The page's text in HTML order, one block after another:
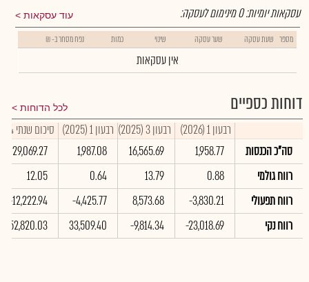
עוד עסקאות עסקאות יומיות:0מינימום לעסקה:
מספר שעת עסקה שער עסקה שינוי כמות נפח מסחר ב- ₪
אין עסקאות
דוחות כספיים לכל הדוחות
רבעון 1 (2026) רבעון 3 (2025) רבעון 1 (2025)
סיכום שנתי 2024
סה"כ הכנסות
1,958.77
16,565.69
1,987.08
29,069.27
רווח גולמי
0.88
13.79
0.64
12.05
רווח תפעולי
-3,830.21
8,573.68
-4,425.77
-12,222.94
רווח נקי
-23,018.69
-9,814.34
33,509.40
-152,820.03